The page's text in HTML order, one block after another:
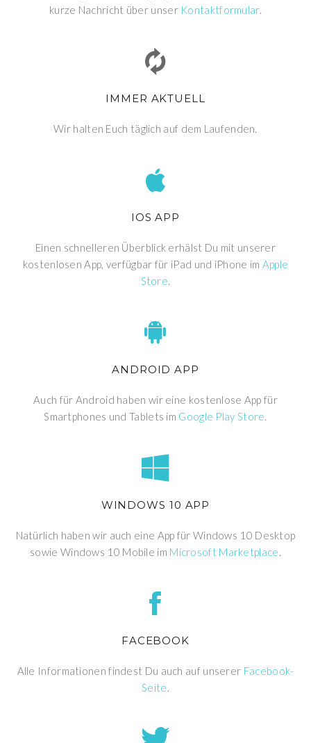
kurze Nachricht über unser Kontaktformular.
IMMER AKTUELL
Wir halten Euch täglich auf dem Laufenden.
IOS APP
Einen schnelleren Überblick erhälst Du mit unserer
kostenlosen App, verfügbar für iPad und iPhone im Apple
Store.
ANDROID APP
Auch für Android haben wir eine kostenlose App für
Smartphones und Tablets im Google Play Store.
WINDOWS 10 APP
Natürlich haben wir auch eine App für Windows 10 Desktop
sowie Windows 10 Mobile im Microsoft Marketplace.
FACEBOOK
Alle Informationen findest Du auch auf unserer Facebook-
Seite.